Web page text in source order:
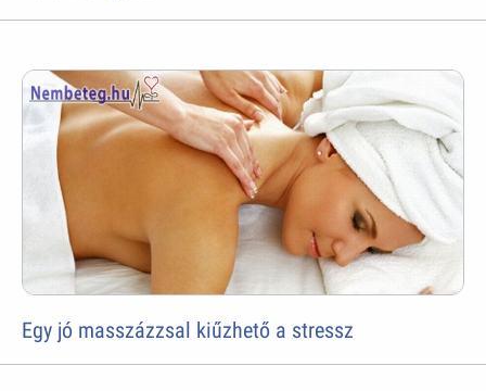
Egy jó masszázzsal kiűzhető a stressz